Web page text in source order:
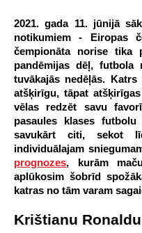
2021. gada 11. jūnijā
notikumiem - Eiropas
čempionāta norise tika
pandēmijas dēļ, futbola
tuvākajās nedēļās.
atšķirīgu, tāpat
vēlas redzēt savu
pasaules klases
savukārt citi, sekot
individuālajam
prognozes, kurām
aplūkosim šobrīd
katras no tām varam
Krištianu